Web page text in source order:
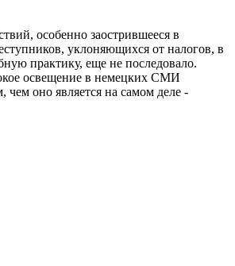
особенно заострившееся в
уклоняющихся от налогов, в
практику, еще не последовало.
освещение в немецких СМИ
чем оно является на самом деле -